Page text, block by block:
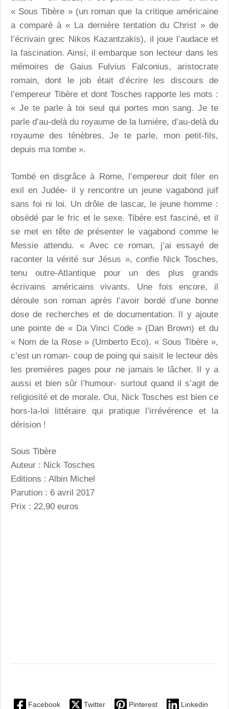
« Sous Tibère » (un roman que la critique américaine
a comparé à « La dernière tentation du Christ » de
l’écrivain grec Nikos Kazantzakis), il joue l’audace et
la fascination. Ainsi, il embarque son lecteur dans les
mémoires de Gaius Fulvius Falconius, aristocrate
romain, dont le job était d’écrire les discours de
l’empereur Tibère et dont Tosches rapporte les mots :
« Je te parle à toi seul qui portes mon sang. Je te
parle d’au-delà du royaume de la lumière, d’au-delà du
royaume des ténèbres. Je te parle, mon petit-fils,
depuis ma tombe ».
Tombé en disgrâce à Rome, l’empereur doit filer en
exil en Judée- il y rencontre un jeune vagabond juif
sans foi ni loi. Un drôle de lascar, le jeune homme :
obsédé par le fric et le sexe. Tibère est fasciné, et il
se met en tête de présenter le vagabond comme le
Messie attendu. « Avec ce roman, j’ai essayé de
raconter la vérité sur Jésus », confie Nick Tosches,
tenu outre-Atlantique pour un des plus grands
écrivains américains vivants. Une fois encore, il
déroule son roman après l’avoir bordé d’une bonne
dose de recherches et de documentation. Il y ajoute
une pointe de « Da Vinci Code » (Dan Brown) et du
« Nom de la Rose » (Umberto Eco). « Sous Tibère »,
c’est un roman- coup de poing qui saisit le lecteur dès
les premières pages pour ne jamais le lâcher. Il y a
aussi et bien sûr l’humour- surtout quand il s’agit de
religiosité et de morale. Oui, Nick Tosches est bien ce
hors-la-loi littéraire qui pratique l’irrévérence et la
dérision !
Sous Tibère
Auteur : Nick Tosches
Editions : Albin Michel
Parution : 6 avril 2017
Prix : 22,90 euros
Facebook Twitter Pinterest Linkedin